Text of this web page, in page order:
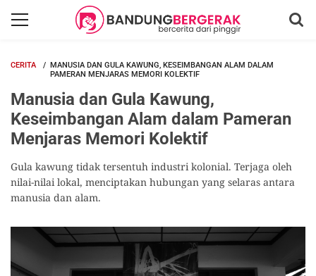
CERITA
MANUSIA DAN GULA KAWUNG, KESEIMBANGAN ALAM DALAM
PAMERAN MENJARAS MEMORI KOLEKTIF
Manusia dan Gula Kawung,
Keseimbangan Alam dalam Pameran
Menjaras Memori Kolektif
Gula kawung tidak tersentuh industri kolonial. Terjaga oleh
nilai-nilai lokal, menciptakan hubungan yang selaras antara
manusia dan alam.